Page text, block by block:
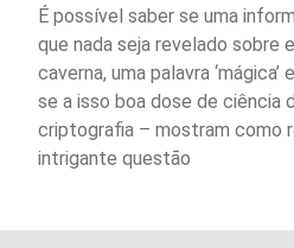
É possível saber se uma
que nada seja revelado sobre
caverna, uma palavra
se a isso boa dose de ciência
criptografia – mostram como
intrigante questão